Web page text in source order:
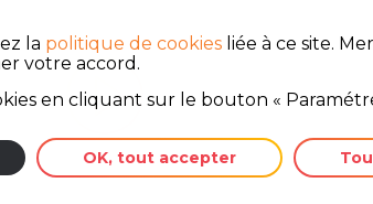
la politique de cookies liée à ce site.
votre accord.
en cliquant sur le bouton «
OK, tout accepter